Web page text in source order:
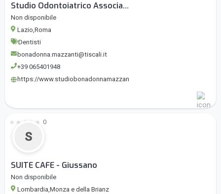
Studio Odontoiatrico Associa...
Non disponibile
Lazio,Roma
Dentisti
bonadonna.mazzanti@tiscali.it
+39 065401948
https://www.studiobonadonnamazzan
S
★ ★ ★ ★ ★ 0
SUITE CAFE - Giussano
Non disponibile
Lombardia,Monza e della Brianz